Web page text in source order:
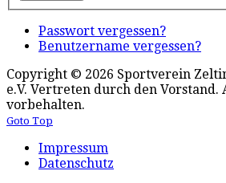
Passwort vergessen?
Benutzername vergessen?
Copyright © 2026 Sportverein
e.V. Vertreten durch den Vorstand.
vorbehalten.
Goto Top
Impressum
Datenschutz